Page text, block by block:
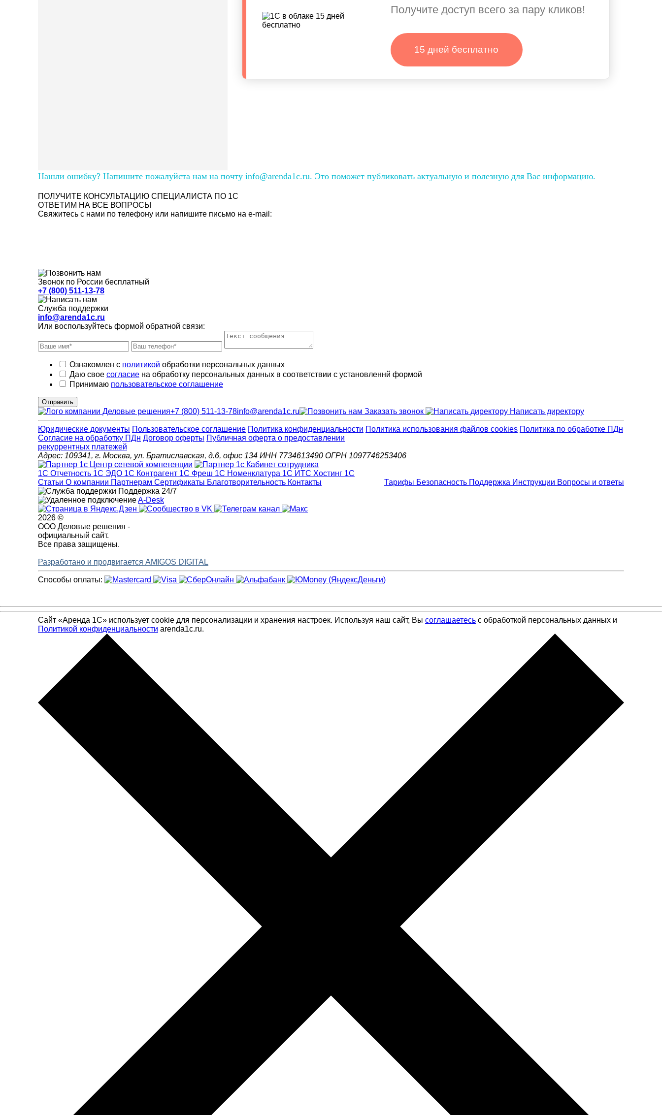
Получите доступ всего за пару кликов!
15 дней бесплатно
Нашли ошибку? Напишите пожалуйста нам на почту info@arenda1c.ru. Это поможет публиковать актуальную и полезную для Вас информацию.
ПОЛУЧИТЕ КОНСУЛЬТАЦИЮ СПЕЦИАЛИСТА ПО 1С
ОТВЕТИМ НА ВСЕ ВОПРОСЫ
Свяжитесь с нами по телефону или напишите письмо на e-mail:
Звонок по России бесплатный
+7 (800) 511-13-78
Служба поддержки
info@arenda1c.ru
Или воспользуйтесь формой обратной связи:
Ознакомлен с политикой обработки персональных данных
Даю свое согласие на обработку персональных данных в соответствии с установленнй формой
Принимаю пользовательское соглашение
Отправить
+7 (800) 511-13-78info@arenda1c.ru Заказать звонок Написать директору
Юридические документы Пользовательское соглашение Политика конфиденциальности Политика использования файлов cookies Политика по обработке ПДн
Cогласие на обработку ПДн Договор оферты Публичная оферта о предоставлении
рекуррентных платежей
Адрес: 109341, г. Москва, ул. Братиславская, д.6, офис 134 ИНН 7734613490 ОГРН 1097746253406
1С Отчетность 1С ЭДО 1С Контрагент 1С Фреш 1С Номенклатура 1С ИТС Хостинг 1С
Статьи О компании Партнерам Сертификаты Благотворительность Контакты Тарифы Безопасность Поддержка Инструкции Вопросы и ответы
Поддержка 24/7
A-Desk
2026 ©
ООО Деловые решения -
официальный сайт.
Все права защищены.
Разработано и продвигается AMIGOS DIGITAL
Способы оплаты:
Сайт «Аренда 1С» использует cookie для персонализации и хранения настроек. Используя наш сайт, Вы соглашаетесь с обработкой персональных данных и
Политикой конфиденциальности arenda1c.ru.